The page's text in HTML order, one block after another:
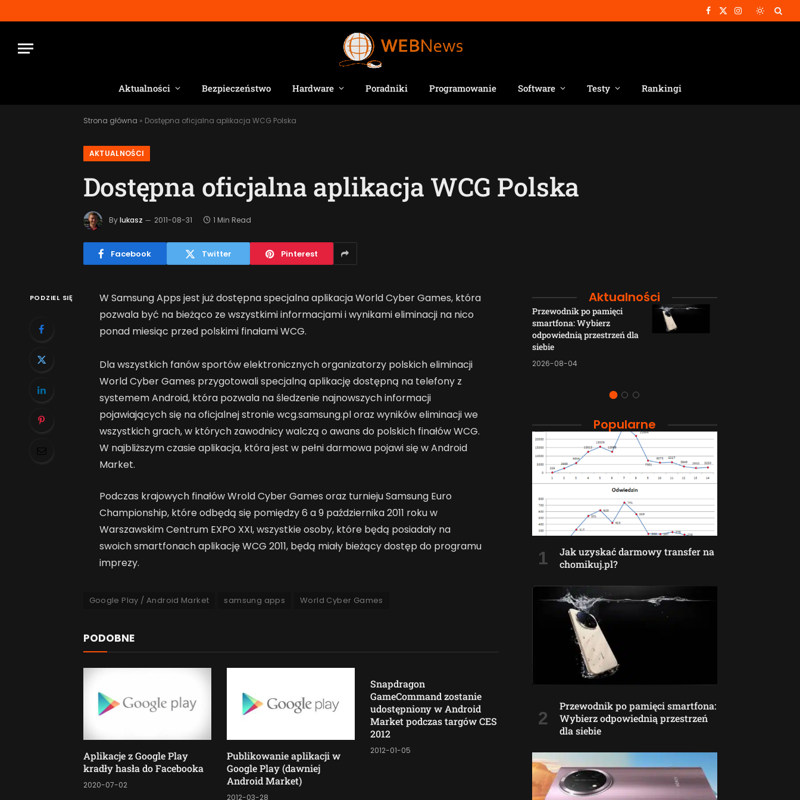
Facebook
X
Instagram
Aktualności Bezpieczeństwo Hardware Poradniki Programowanie Software Testy Rankingi
Strona główna » Dostępna oficjalna aplikacja WCG Polska
AKTUALNOŚCI
Dostępna oficjalna aplikacja WCG Polska
By lukasz 2011-08-31 1 Min Read
Facebook Twitter Pinterest
PODZIEL SIĘ
W Samsung Apps jest już dostępna specjalna aplikacja World Cyber Games, która
pozwala być na bieżąco ze wszystkimi informacjami i wynikami eliminacji na nico
ponad miesiąc przed polskimi finałami WCG.
Dla wszystkich fanów sportów elektronicznych organizatorzy polskich eliminacji
World Cyber Games przygotowali specjalną aplikację dostępną na telefony z
systemem Android, która pozwala na śledzenie najnowszych informacji
pojawiających się na oficjalnej stronie wcg.samsung.pl oraz wyników eliminacji we
wszystkich grach, w których zawodnicy walczą o awans do polskich finałów WCG.
W najbliższym czasie aplikacja, która jest w pełni darmowa pojawi się w Android
Market.
Podczas krajowych finałów Wrold Cyber Games oraz turnieju Samsung Euro
Championship, które odbędą się pomiędzy 6 a 9 października 2011 roku w
Warszawskim Centrum EXPO XXI, wszystkie osoby, które będą posiadały na
swoich smartfonach aplikację WCG 2011, będą miały bieżący dostęp do programu
imprezy.
Google Play / Android Market samsung apps World Cyber Games
PODOBNE
Aplikacje z Google Play
kradły hasła do Facebooka
2020-07-02
Publikowanie aplikacji w
Google Play (dawniej
Android Market)
2012-03-28
Snapdragon
GameCommand zostanie
udostępniony w Android
Market podczas targów CES
2012
2012-01-05
Aktualności
Jak AI zmienia e-
commerce?
Przewodnik po pamięci
smartfona: Wybierz
odpowiednią przestrzeń dla
siebie
2026-08-04
Popularne
Jak uzyskać darmowy transfer na
chomikuj.pl?
Przewodnik po pamięci smartfona:
Wybierz odpowiednią przestrzeń
dla siebie